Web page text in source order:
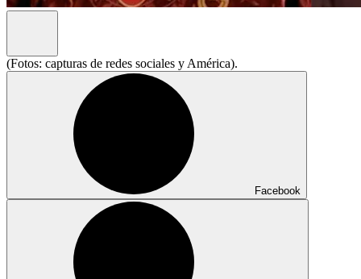
(Fotos: capturas de redes sociales y América).
Facebook